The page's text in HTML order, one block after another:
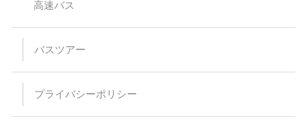
す。
【バスプランについて】
います。当日、集合場所にお越しなられても、お断りさせてい
乗車・下車場所は事前予約が必要です。（予約のない乗下車地
乳児（0～1歳）の方はバス乗車中のシートベルト着用が困難な
予約時の集客状況によりご希望の乗下車地をお取りすることが
高速バス
バスツアー
プライバシーポリシー